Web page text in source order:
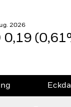
2026
0,19